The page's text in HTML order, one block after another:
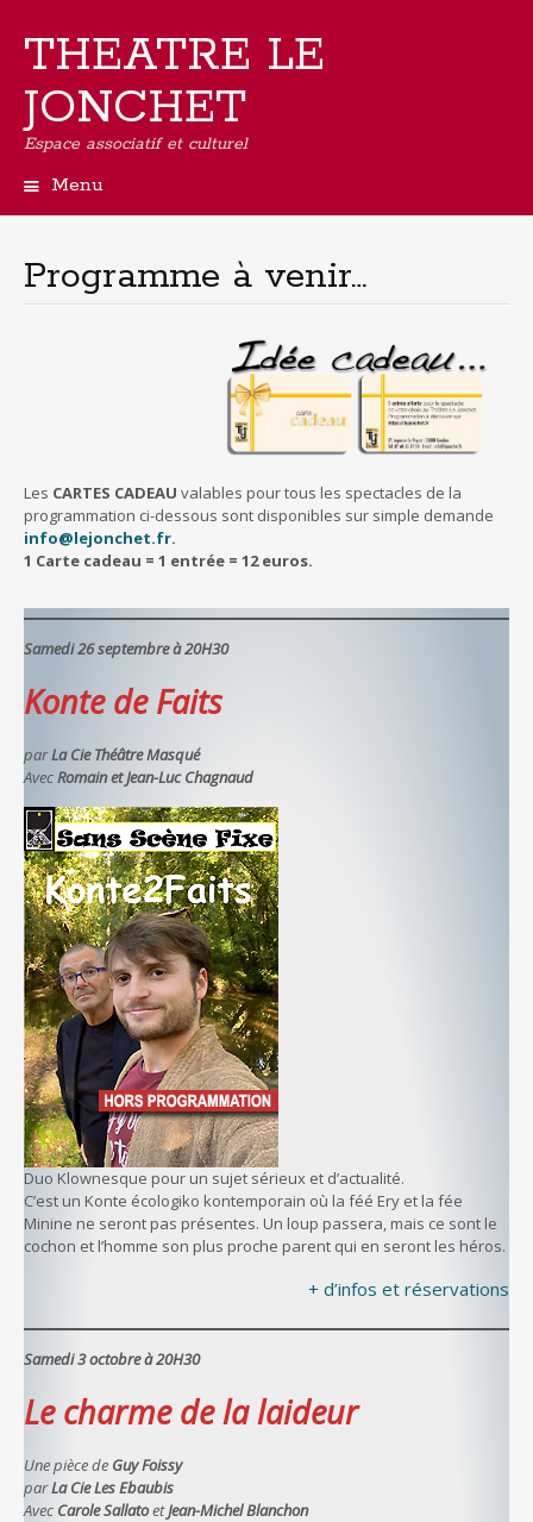
THEATRE LE
JONCHET
Espace associatif et culturel
Menu
principal
Programme à venir…
Les CARTES CADEAU valables pour tous les spectacles de la
programmation ci-dessous sont disponibles sur simple demande
info@lejonchet.fr.
1 Carte cadeau = 1 entrée = 12 euros.
Samedi 26 septembre à 20H30
Konte de Faits
parLa Cie Théâtre Masqué
Avec Romain et Jean-Luc Chagnaud
Duo Klownesque pour un sujet sérieux et d’actualité.
C’est un Konte écologiko kontemporain où la féé Ery et la fée
Minine ne seront pas présentes. Un loup passera, mais ce sont le
cochon et l’homme son plus proche parent qui en seront les héros.
+ d’infos et réservations
Samedi 3 octobre à 20H30
Le charme de la laideur
Une pièce de Guy Foissy
parLa Cie Les Ebaubis
Avec Carole SallatoetJean-Michel Blanchon